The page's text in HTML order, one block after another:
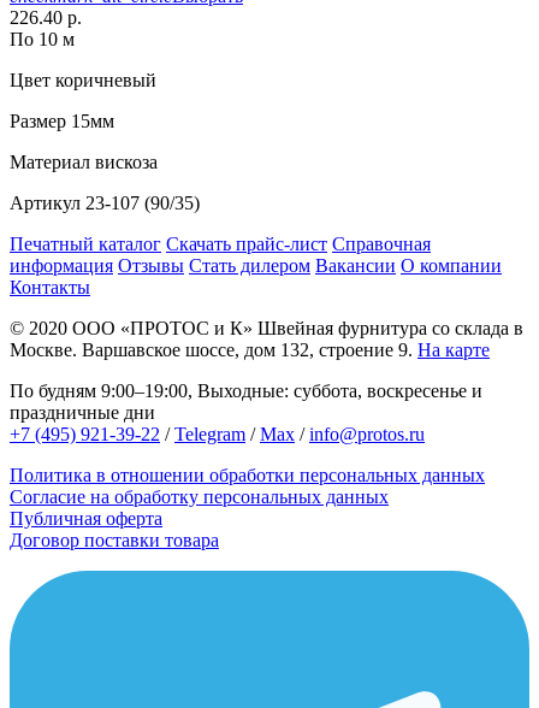
226.40 р.
По 10 м
Цвет коричневый
Размер 15мм
Материал вискоза
Артикул 23-107 (90/35)
Печатный каталог Скачать прайс-лист Справочная
информация Отзывы Стать дилером Вакансии О компании
Контакты
© 2020 ООО «ПРОТОС и К» Швейная фурнитура со склада в
Москве. Варшавское шоссе, дом 132, строение 9. На карте
По будням 9:00–19:00, Выходные: суббота, воскресенье и
праздничные дни
+7 (495) 921-39-22 /Telegram /Max /info@protos.ru
Политика в отношении обработки персональных данных
Согласие на обработку персональных данных
Публичная оферта
Договор поставки товара